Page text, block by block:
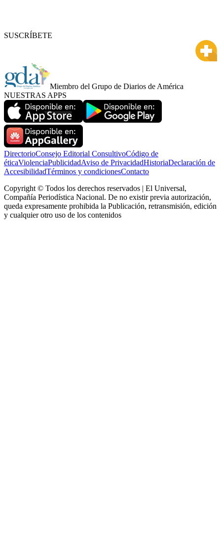
SUSCRÍBETE
Miembro del Grupo de Diarios de América
NUESTRAS APPS
DirectorioConsejo Editorial ConsultivoCódigo de
éticaViolenciaPublicidadAviso de PrivacidadHistoriaDeclaración de
AccesibilidadTérminos y condicionesContacto
Copyright © Todos los derechos reservados | El Universal,
Compañía Periodística Nacional. De no existir previa autorización,
queda expresamente prohibida la Publicación, retransmisión, edición
y cualquier otro uso de los contenidos